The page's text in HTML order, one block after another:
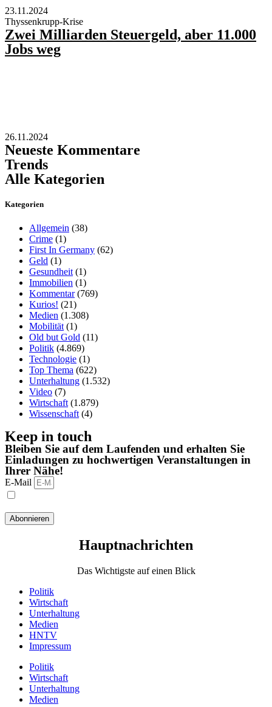
23.11.2024
Thyssenkrupp-Krise
Zwei Milliarden Steuergeld, aber 11.000
Jobs weg
26.11.2024
Neueste Kommentare
Trends
Alle Kategorien
Kategorien
Allgemein (38)
Crime (1)
First In Germany (62)
Geld (1)
Gesundheit (1)
Immobilien (1)
Kommentar(769)
Kurios! (21)
Medien (1.308)
Mobilität (1)
Old but Gold (11)
Politik (4.869)
Technologie (1)
Top Thema (622)
Unterhaltung (1.532)
Video (7)
Wirtschaft (1.879)
Wissenschaft (4)
Keep in touch
Bleiben Sie auf dem Laufenden und erhalten Sie
Einladungen zu hochwertigen Veranstaltungen in
Ihrer Nähe!
E-Mail
Abonnieren
Hauptnachrichten​
Das Wichtigste auf einen Blick
Politik
Wirtschaft
Unterhaltung
Medien
HNTV
Impressum
Politik
Wirtschaft
Unterhaltung
Medien